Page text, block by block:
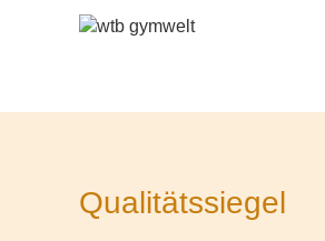
Qualitätssiegel